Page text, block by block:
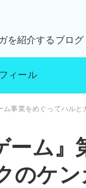
を紹介するブログ
ィール
事業をめぐってハルと
ーム』
のケ